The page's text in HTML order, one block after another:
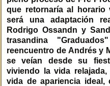
que retornaría al horario
será una adaptación
Rodrigo Ossandn y
trasandina
reencuentro de Andrés y
se veían desde su
viviendo la vida
vida de apariencia